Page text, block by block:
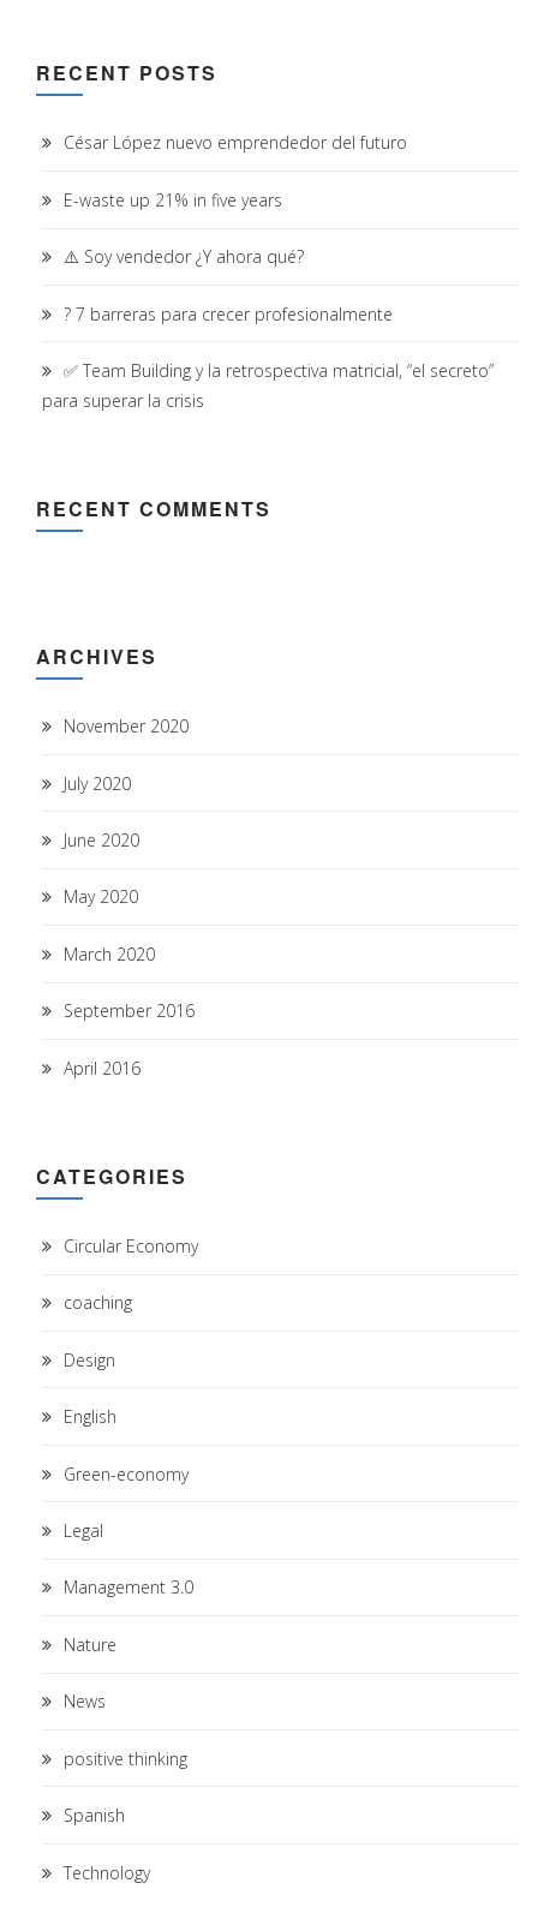
RECENT POSTS
César López nuevo emprendedor del futuro
E-waste up 21% in five years
⚠️ Soy vendedor ¿Y ahora qué?
? 7 barreras para crecer profesionalmente
✅ Team Building y la retrospectiva matricial, “el secreto”
para superar la crisis
RECENT COMMENTS
ARCHIVES
November 2020
July 2020
June 2020
May 2020
March 2020
September 2016
April 2016
CATEGORIES
Circular Economy
coaching
Design
English
Green-economy
Legal
Management 3.0
Nature
News
positive thinking
Spanish
Technology